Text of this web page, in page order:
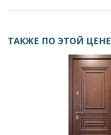
ТАКЖЕ ПО ЭТОЙ ЦЕНЕ